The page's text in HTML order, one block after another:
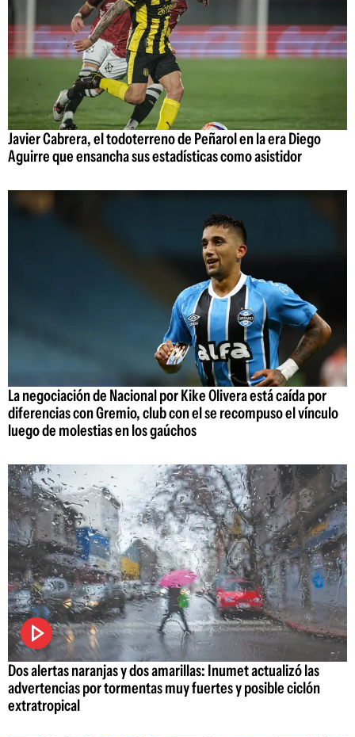
Javier Cabrera, el todoterreno de Peñarol en la era Diego
Aguirre que ensancha sus estadísticas como asistidor
La negociación de Nacional por Kike Olivera está caída por
diferencias con Gremio, club con el se recompuso el vínculo
luego de molestias en los gaúchos
Dos alertas naranjas y dos amarillas: Inumet actualizó las
advertencias por tormentas muy fuertes y posible ciclón
extratropical